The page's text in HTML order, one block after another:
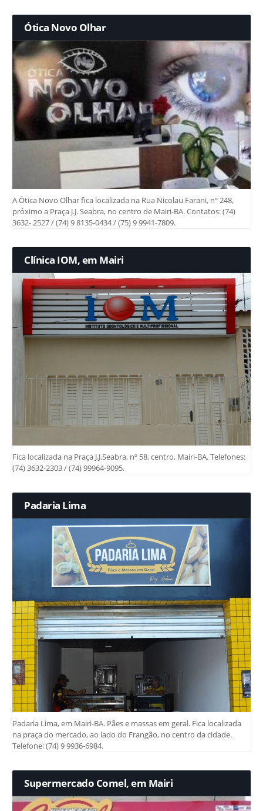
Ótica Novo Olhar
A Ótica Novo Olhar fica localizada na Rua Nicolau Farani, nº 248,
próximo a Praça J.J. Seabra, no centro de Mairi-BA. Contatos: (74)
3632- 2527 / (74) 9 8135-0434 / (75) 9 9941-7809.
Clínica IOM, em Mairi
Fica localizada na Praça J.J.Seabra, nº 58, centro, Mairi-BA. Telefones:
(74) 3632-2303 / (74) 99964-9095.
Padaria Lima
Padaria Lima, em Mairi-BA. Pães e massas em geral. Fica localizada
na praça do mercado, ao lado do Frangão, no centro da cidade.
Telefone: (74) 9 9936-6984.
Supermercado Comel, em Mairi